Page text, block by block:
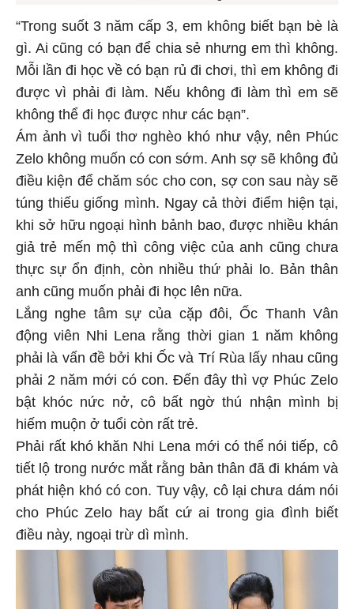
“Trong suốt 3 năm cấp 3, em không biết bạn bè là
gì. Ai cũng có bạn để chia sẻ nhưng em thì không.
Mỗi lần đi học về có bạn rủ đi chơi, thì em không đi
được vì phải đi làm. Nếu không đi làm thì em sẽ
không thể đi học được như các bạn”.
Ám ảnh vì tuổi thơ nghèo khó như vậy, nên Phúc
Zelo không muốn có con sớm. Anh sợ sẽ không đủ
điều kiện để chăm sóc cho con, sợ con sau này sẽ
túng thiếu giống mình. Ngay cả thời điểm hiện tại,
khi sở hữu ngoại hình bảnh bao, được nhiều khán
giả trẻ mến mộ thì công việc của anh cũng chưa
thực sự ổn định, còn nhiều thứ phải lo. Bản thân
anh cũng muốn phải đi học lên nữa.
Lắng nghe tâm sự của cặp đôi, Ốc Thanh Vân
động viên Nhi Lena rằng thời gian 1 năm không
phải là vấn đề bởi khi Ốc và Trí Rùa lấy nhau cũng
phải 2 năm mới có con. Đến đây thì vợ Phúc Zelo
bật khóc nức nở, cô bất ngờ thú nhận mình bị
hiếm muộn ở tuổi còn rất trẻ.
Phải rất khó khăn Nhi Lena mới có thể nói tiếp, cô
tiết lộ trong nước mắt rằng bản thân đã đi khám và
phát hiện khó có con. Tuy vậy, cô lại chưa dám nói
cho Phúc Zelo hay bất cứ ai trong gia đình biết
điều này, ngoại trừ dì mình.